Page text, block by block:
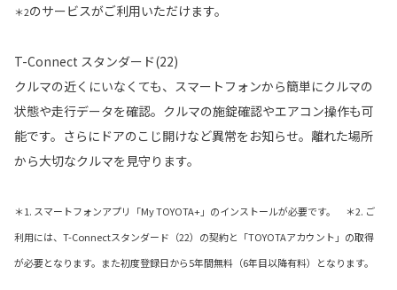
＊2のサービスがご利用いただけます。
T-Connect スタンダード(22)
クルマの近くにいなくても、スマートフォンから簡単にクルマの
状態や走行データを確認。クルマの施錠確認やエアコン操作も可
能です。さらにドアのこじ開けなど異常をお知らせ。離れた場所
から大切なクルマを見守ります。
＊1. スマートフォンアプリ「My TOYOTA+」のインストールが必要です。 ＊2. ご
利用には、T-Connectスタンダード（22）の契約と「TOYOTAアカウント」の取得
が必要となります。また初度登録日から5年間無料（6年目以降有料）となります。